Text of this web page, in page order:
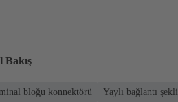
Bakış
bloğu konnektörü Yaylı bağlantı şekli